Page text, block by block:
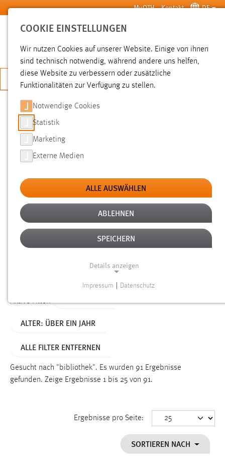
Zum Hauptinhalt springen MyOTH Kontakt DE
SUCHE
JETZT BEWERBEN
SUCHE
FILTER
Typ
Erstellungsdatum
Alter
Aktive Filter:
ALTER: ÜBER EIN JAHR
ALLE FILTER ENTFERNEN
Gesucht nach "bibliothek". Es wurden 91 Ergebnisse
gefunden. Zeige Ergebnisse 1 bis 25 von 91.
Ergebnisse pro Seite:
SORTIEREN NACH
COOKIE EINSTELLUNGEN
Wir nutzen Cookies auf unserer Website. Einige von ihnen
sind technisch notwendig, während andere uns helfen,
diese Website zu verbessern oder zusätzliche
Funktionalitäten zur Verfügung zu stellen.
Notwendige Cookies
Statistik
Marketing
Externe Medien
ALLE AUSWÄHLEN
ABLEHNEN
SPEICHERN
Details anzeigen
Funktionen und sind für die einwandfreie Funktion der
Name:
Dieser Cookie speichert die ausgewählten Einverständnis-
Impressum Datenschutz